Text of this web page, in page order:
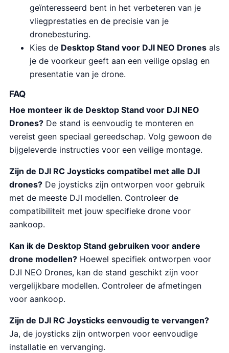
geïnteresseerd bent in het verbeteren van je
vliegprestaties en de precisie van je
dronebesturing.
Kies de Desktop Stand voor DJI NEO Drones als
je de voorkeur geeft aan een veilige opslag en
presentatie van je drone.
FAQ
Hoe monteer ik de Desktop Stand voor DJI NEO
Drones? De stand is eenvoudig te monteren en
vereist geen speciaal gereedschap. Volg gewoon de
bijgeleverde instructies voor een veilige montage.
Zijn de DJI RC Joysticks compatibel met alle DJI
drones? De joysticks zijn ontworpen voor gebruik
met de meeste DJI modellen. Controleer de
compatibiliteit met jouw specifieke drone voor
aankoop.
Kan ik de Desktop Stand gebruiken voor andere
drone modellen? Hoewel specifiek ontworpen voor
DJI NEO Drones, kan de stand geschikt zijn voor
vergelijkbare modellen. Controleer de afmetingen
voor aankoop.
Zijn de DJI RC Joysticks eenvoudig te vervangen?
Ja, de joysticks zijn ontworpen voor eenvoudige
installatie en vervanging.